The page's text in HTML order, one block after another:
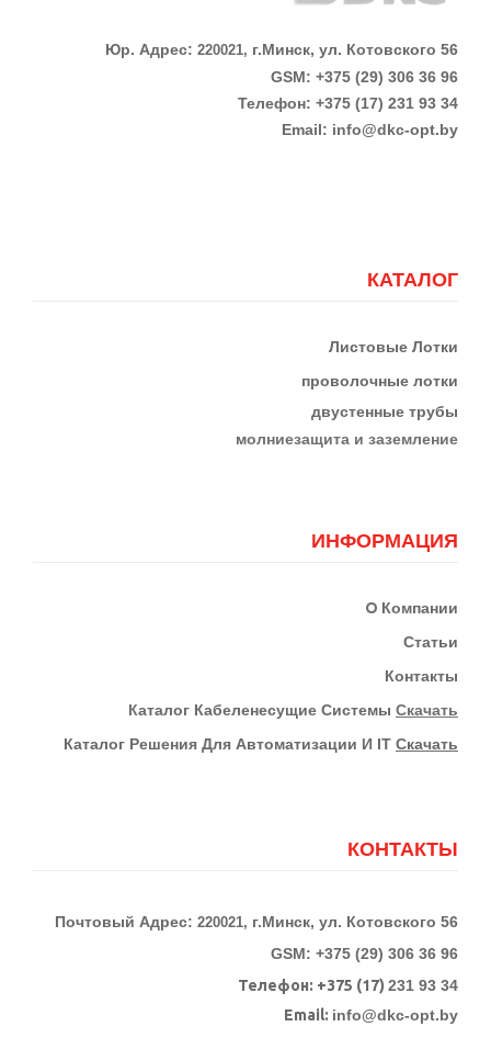
Юр. Адрес: 220021, г.Минск, ул. Котовского 56
GSM: +375 (29) 306 36 96
Телефон: +375 (17) 231 93 34
Email: info@dkc-opt.by
КАТАЛОГ
Листовые Лотки
проволочные лотки
двустенные трубы
молниезащита и заземление
ИНФОРМАЦИЯ
О Компании
Статьи
Контакты
КАталог Кабеленесущие Системы Скачать
Каталог Решения Для Автоматизации И IT Скачать
КОНТАКТЫ
Почтовый Адрес: 220021, г.Минск, ул. Котовского 56
GSM: +375 (29) 306 36 96
Телефон: +375 (17) 231 93 34
Email: info@dkc-opt.by